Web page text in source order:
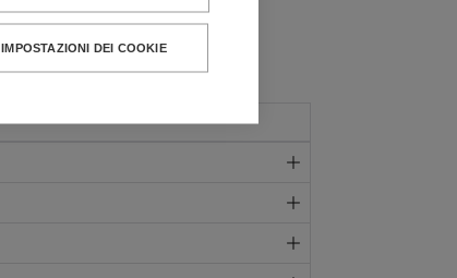
IMPOSTAZIONI DEI COOKIE